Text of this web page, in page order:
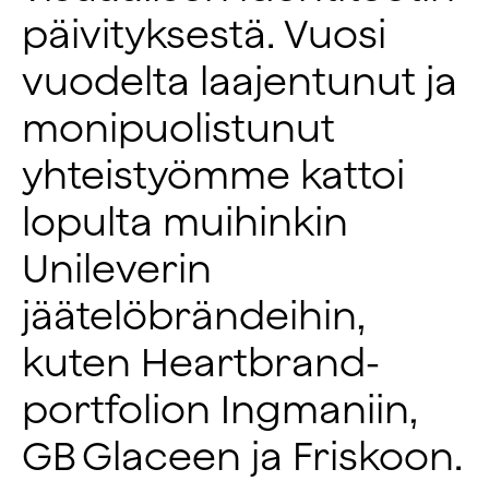
päivityksestä. Vuosi
vuodelta laajentunut ja
monipuolistunut
yhteistyömme kattoi
lopulta muihinkin
Unileverin
jäätelöbrändeihin,
kuten Heartbrand-
portfolion Ingmaniin,
GB Glaceen ja Friskoon.